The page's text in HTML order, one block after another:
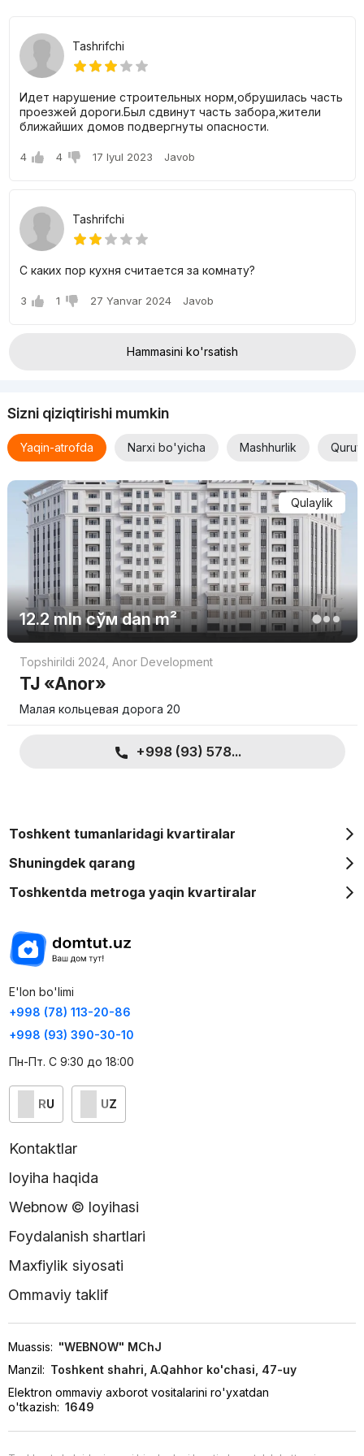
Shoshkent majmuasidagi kvartiralar narxlari
J.K. Shoshkentda 2, 3 va 4 xonali kvartiralarni boʻlib-boʻlib sotib
olish mumkin.
2 xonali kvartiralarning hajmi 54 dan 73 kvadrat metrgacha
o'zgarib turadi. Narxlar atigi 703 300 000 so'mdan
3 xonali kvartiralarning maydoni 92 dan 113 kvadrat
so'mdan boshlanadi.
Chegirmalar va bepul takliflar haqida ko'proq ma'lumot olish
Tashrifchi
Идет нарушение строительных норм,обрушилась часть
проезжей дороги.Был сдвинут часть забора,жители
ближайших домов подвергнуты опасности.
4 4 17 Iyul 2023 Javob
Tashrifchi
С каких пор кухня считается за комнату?
3 1 27 Yanvar 2024 Javob
Hammasini ko'rsatish
Sizni qiziqtirishi mumkin
Yaqin-atrofda Narxi bo'yicha Mashhurlik
Qulaylik
12.2 mln сўмdan m²
Topshirildi 2024, Anor Development
TJ «Anor»
Малая кольцевая дорога 20
+998 (93) 578...
Toshkent tumanlaridagi kvartiralar
Shuningdek qarang
Toshkentda metroga yaqin kvartiralar
E'lon bo'limi
+998 (78) 113-20-86
+998 (93) 390-30-10
Пн-Пт. С 9:30 до 18:00
RU UZ
Kontaktlar
loyiha haqida
Webnow © loyihasi
Foydalanish shartlari
Maxfiylik siyosati
Ommaviy taklif
Muassis: "WEBNOW" MChJ
Manzil: Toshkent shahri, A.Qahhor ko'chasi, 47-uy
Elektron ommaviy axborot vositalarini ro'yxatdan
o'tkazish: 1649